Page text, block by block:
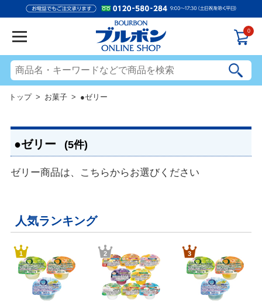
0
トップ> お菓子 > ●ゼリー
●ゼリー (5件)
ゼリー商品は、こちらからお選びください
人気ランキング
1 2 3